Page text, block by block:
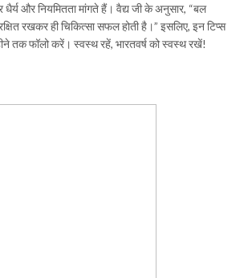
धैर्य और नियमितता मांगते हैं। वैद्य जी के अनुसार, “बल
रखकर ही चिकित्सा सफल होती है।” इसलिए, इन टिप्स
तक फॉलो करें। स्वस्थ रहें, भारतवर्ष को स्वस्थ रखें!